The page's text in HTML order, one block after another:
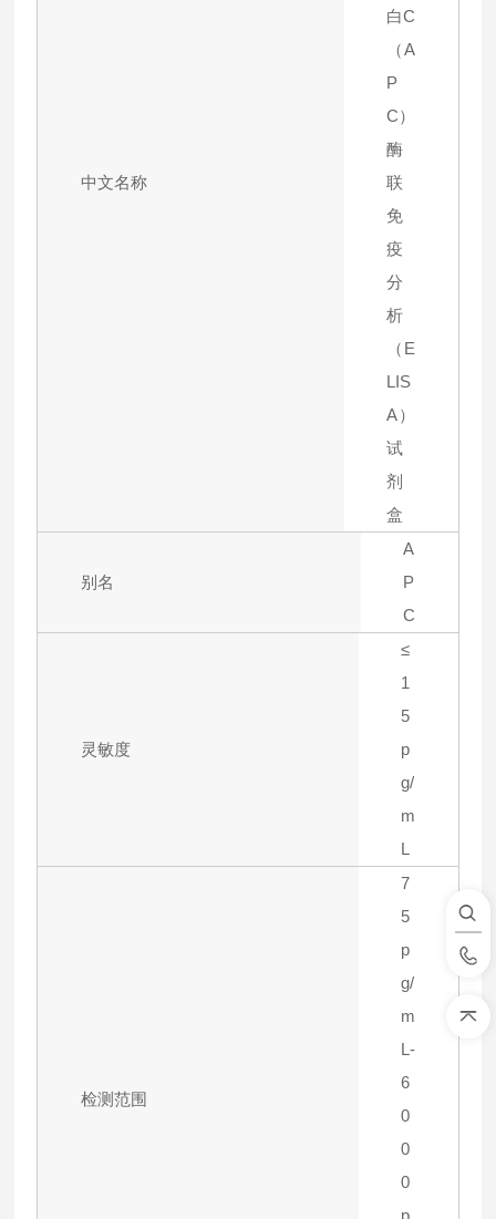
中文名称
白C
（A
P
C）
酶
联
免
疫
分
析
（E
LIS
A）
试
剂
盒
别名
A
P
C
灵敏度
≤
1
5
p
g/
m
L
检测范围
7
5
p
g/
m
L-
6
0
0
0
p